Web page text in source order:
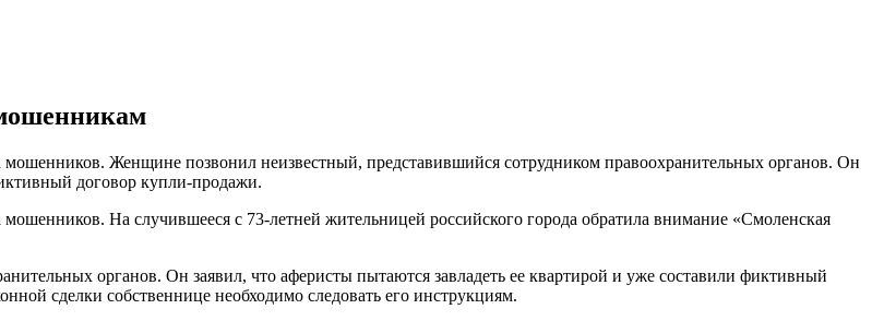
Женщине позвонил неизвестный, представившийся сотрудником правоохранительных органов. Он
договор купли-продажи.
На случившееся с 73-летней жительницей российского города обратила внимание «Смоленская
органов. Он заявил, что аферисты пытаются завладеть ее квартирой и уже составили фиктивный
сделки собственнице необходимо следовать его инструкциям.